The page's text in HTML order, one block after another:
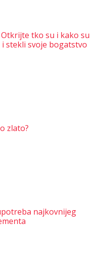
tko su i kako su
stekli svoje bogatstvo
zlato?
najkovnijeg